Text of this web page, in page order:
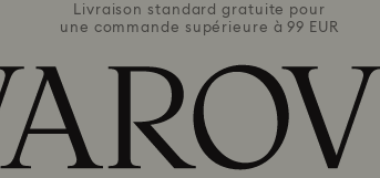
Livraison standard gratuite pour
une commande supérieure à 99 EUR